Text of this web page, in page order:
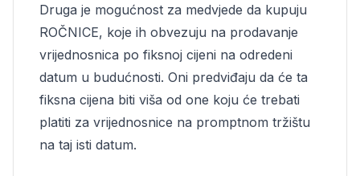
Druga je mogućnost za medvjede da kupuju
ROČNICE, koje ih obvezuju na prodavanje
vrijednosnica po fiksnoj cijeni na odredeni
datum u budućnosti. Oni predviđaju da će ta
fiksna cijena biti viša od one koju će trebati
platiti za vrijednosnice na promptnom tržištu
na taj isti datum.